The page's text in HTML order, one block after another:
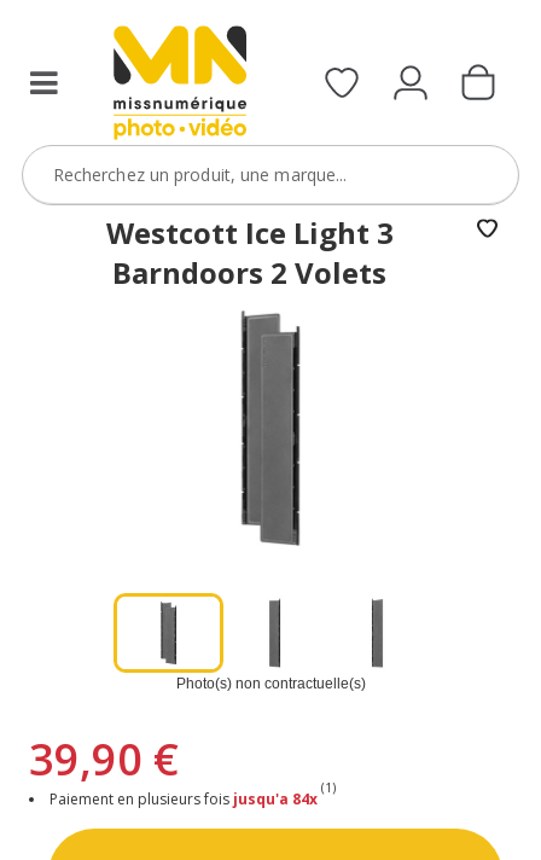
Westcott Ice Light 3
Barndoors 2 Volets
Photo(s) non contractuelle(s)
39,90 €
Paiement en plusieurs fois jusqu'a 84x
(1)